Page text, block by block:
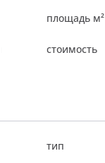
площадь м²
стоимость
тип